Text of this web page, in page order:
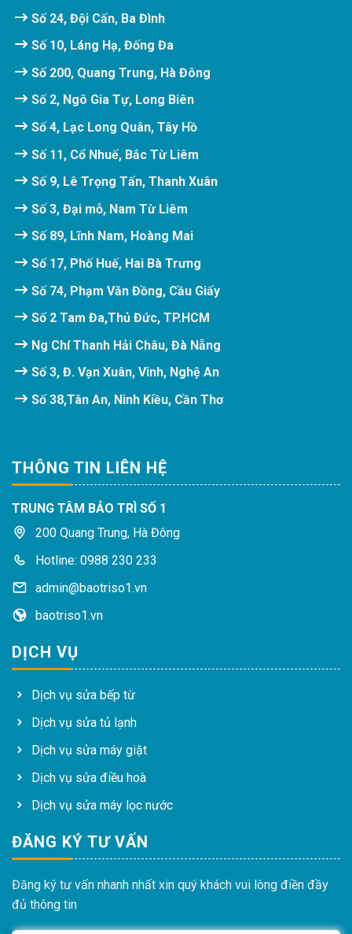
Số 24, Đội Cấn, Ba Đình
Số 10, Láng Hạ, Đống Đa
Số 200, Quang Trung, Hà Đông
Số 2, Ngô Gia Tự, Long Biên
Số 4, Lạc Long Quân, Tây Hồ
Số 11, Cổ Nhuế, Bắc Từ Liêm
Số 9, Lê Trọng Tấn, Thanh Xuân
Số 3, Đại mỗ, Nam Từ Liêm
Số 89, Lĩnh Nam, Hoàng Mai
Số 17, Phố Huế, Hai Bà Trưng
Số 74, Phạm Văn Đồng, Cầu Giấy
Số 2 Tam Đa,Thủ Đức, TP.HCM
Ng Chí Thanh Hải Châu, Đà Nẵng
Số 3, Đ. Vạn Xuân, Vinh, Nghệ An
Số 38,Tân An, Ninh Kiều, Cần Thơ
THÔNG TIN LIÊN HỆ
TRUNG TÂM BẢO TRÌ SỐ 1
200 Quang Trung, Hà Đông
Hotline: 0988 230 233
admin@baotriso1.vn
baotriso1.vn
DỊCH VỤ
Dịch vụ sửa bếp từ
Dịch vụ sửa tủ lạnh
Dịch vụ sửa máy giặt
Dịch vụ sửa điều hoà
Dịch vụ sửa máy lọc nước
ĐĂNG KÝ TƯ VẤN
Đăng ký tư vấn nhanh nhất xin quý khách vui lòng điền đầy
đủ thông tin